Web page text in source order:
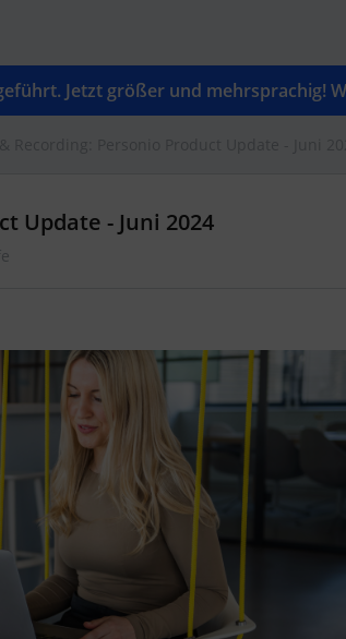
Jetzt größer und mehrsprachig!
Update - Juni 2024